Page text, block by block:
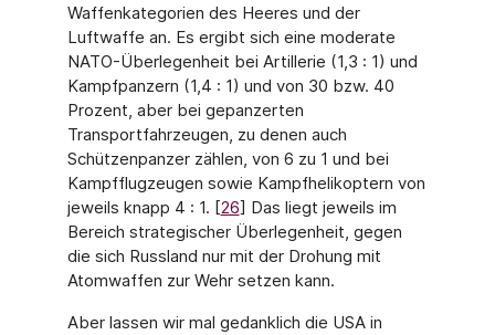
Waffenkategorien des Heeres und der
Luftwaffe an. Es ergibt sich eine mode­rate
NATO-Überlegenheit bei Artillerie (1,3 : 1) und
Kampfpanzern (1,4 : 1) und von 30 bzw. 40
Prozent, aber bei gepanzerten
Transportfahrzeugen, zu denen auch
Schützen­panzer zählen, von 6 zu 1 und bei
Kampfflugzeugen sowie Kampfhelikoptern von
jeweils knapp 4 : 1. [26] Das liegt jeweils im
Bereich strategischer Überlegenheit, gegen
die sich Russland nur mit der Drohung mit
Atomwaffen zur Wehr setzen kann.
Aber lassen wir mal gedanklich die USA in